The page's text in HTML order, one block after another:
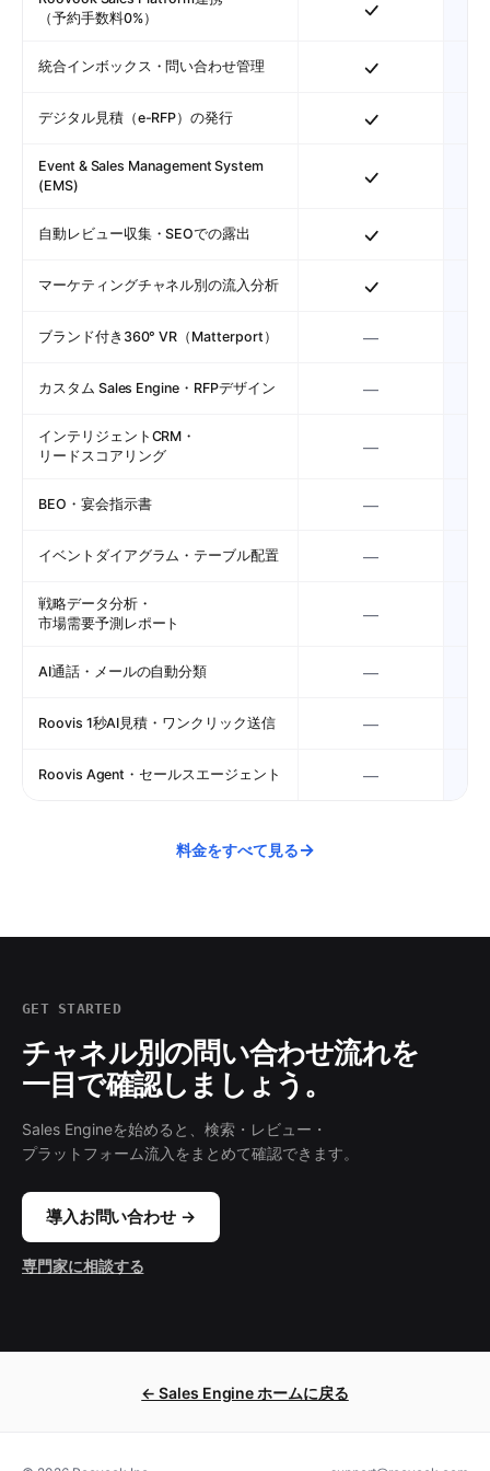
（予約手数料0%）
統合インボックス・問い合わせ管理
デジタル見積（e-RFP）の発行
Event & Sales Management System
(EMS)
自動レビュー収集・SEOでの露出
マーケティングチャネル別の流入分析
ブランド付き360° VR（Matterport） —
カスタム Sales Engine・RFPデザイン —
インテリジェントCRM・
リードスコアリング
—
BEO・宴会指示書 —
イベントダイアグラム・テーブル配置 —
戦略データ分析・
市場需要予測レポート
—
AI通話・メールの自動分類 —
Roovis 1秒AI見積・ワンクリック送信 —
Roovis Agent・セールスエージェント —
料金をすべて見る→
GET STARTED
チャネル別の問い合わせ流れを
一目で確認しましょう。
Sales Engineを始めると、検索・レビュー・
プラットフォーム流入をまとめて確認できます。
導入お問い合わせ →
専門家に相談する
← Sales Engine ホームに戻る